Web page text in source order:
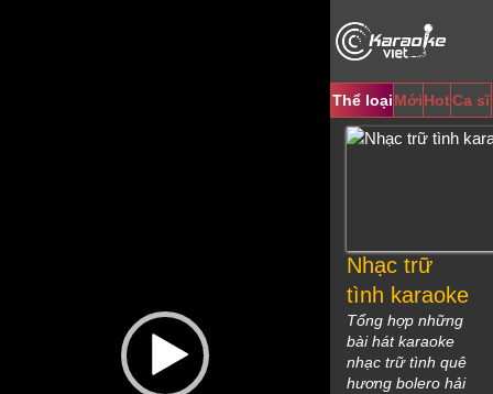
Thể loạiMớiHotCa sĩ
Nhạc trữ
tình karaoke
Tổng hợp những
bài hát karaoke
nhạc trữ tình quê
hương bolero hải